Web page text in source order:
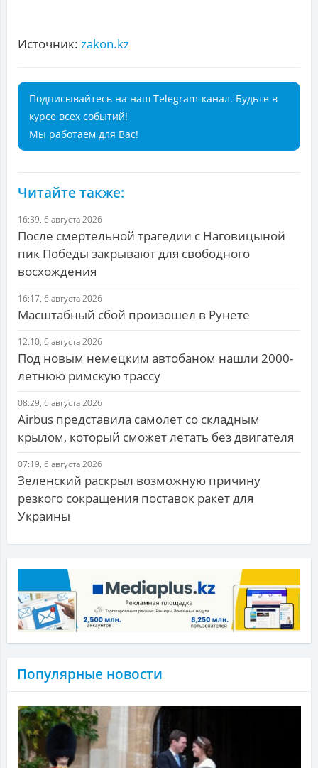
Источник: zakon.kz
Подписывайтесь на наш Telegram-канал. Будьте в
курсе всех событий!
Мы работаем для Вас!
Читайте также:
16:39, 6 августа 2026
После смертельной трагедии с Наговицыной
пик Победы закрывают для свободного
восхождения
16:17, 6 августа 2026
Масштабный сбой произошел в Рунете
12:10, 6 августа 2026
Под новым немецким автобаном нашли 2000-
летнюю римскую трассу
08:29, 6 августа 2026
Airbus представила самолет со складным
крылом, который сможет летать без двигателя
07:19, 6 августа 2026
Зеленский раскрыл возможную причину
резкого сокращения поставок ракет для
Украины
Популярные новости